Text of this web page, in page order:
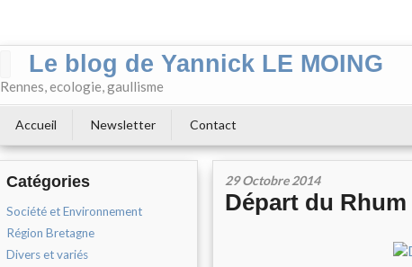
Le blog de Yannick LE MOING
Rennes, ecologie, gaullisme
Accueil Newsletter Contact
Catégories
Société et Environnement
Région Bretagne
Divers et variés
29 Octobre 2014
Départ du Rhum